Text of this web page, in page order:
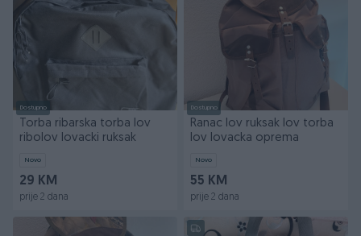
Dostupno
Torba ribarska torba lov
ribolov lovacki ruksak
Novo
29 KM
prije 2 dana
Dostupno
Ranac lov ruksak lov torba
lov lovacka oprema
Novo
55 KM
prije 2 dana